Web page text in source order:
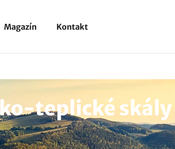
Magazín Kontakt
teplické skály